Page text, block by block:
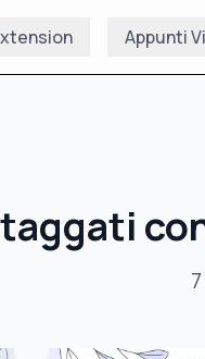
Appunti
7